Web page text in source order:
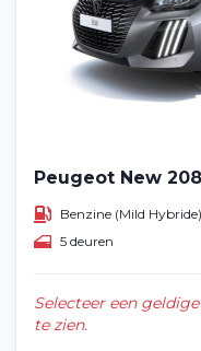
Peugeot New
Benzine (Mild Hybride)
5 deuren
Selecteer een
te zien.